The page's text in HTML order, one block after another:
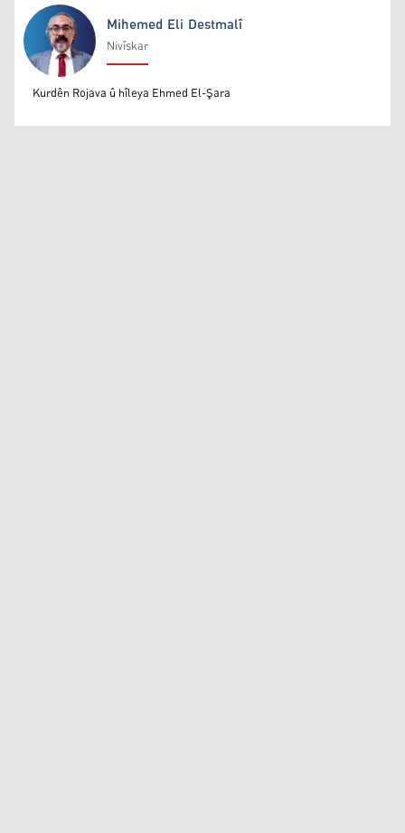
Mihemed Eli Destmalî
Mihemed Eli Destmalî
Nivîskar
Kurdên Rojava û hîleya Ehmed El-Şara